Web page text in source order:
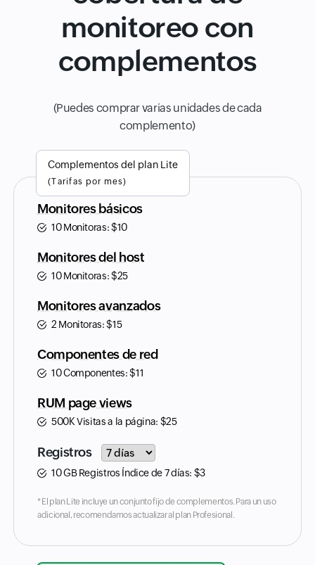
monitoreo con
complementos
(Puedes comprar varias unidades de cada
complemento)
Complementos del plan Lite
(Tarifas por mes)
Monitores básicos
10 Monitoras:$10
Monitores del host
10 Monitoras:$25
Monitores avanzados
2 Monitoras:$15
Componentes de red
10 Componentes:$11
RUM page views
500K Visitas a la página: $25
Registros Input field
10 GB Registros Índice de 7 días: $3
* El plan Lite incluye un conjunto fijo de complementos. Para un uso
adicional, recomendamos actualizar al plan Profesional.